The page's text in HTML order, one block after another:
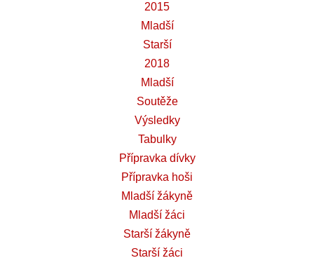
2015
Mladší
Starší
2018
Mladší
Soutěže
Výsledky
Tabulky
Přípravka dívky
Přípravka hoši
Mladší žákyně
Mladší žáci
Starší žákyně
Starší žáci